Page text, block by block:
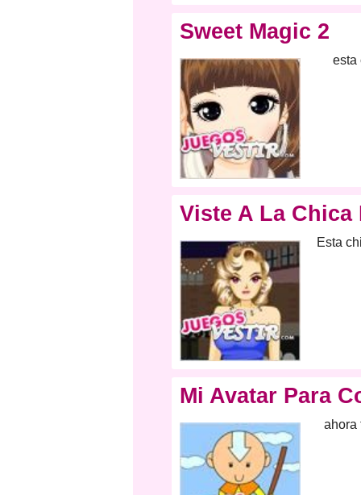
Sweet Magic 2
esta
Viste A La Chica
Esta
Mi Avatar Para
ahora